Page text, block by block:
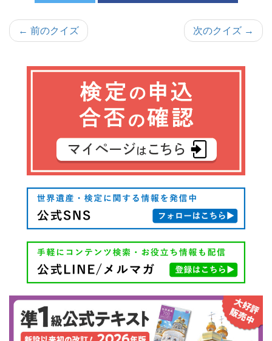
投← 前のクイズ 次のクイズ →